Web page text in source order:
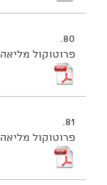
80.
פרוטוקול מליאה 8/24 מיום 4.6.24
81.
פרוטוקול מליאה 8/24 מיום 4.6.24 - נגיש